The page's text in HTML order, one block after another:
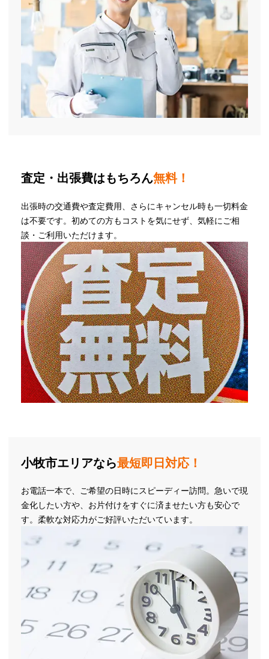
査定・出張費はもちろん無料！
出張時の交通費や査定費用、さらにキャンセル時も一切料金
は不要です。初めての方もコストを気にせず、気軽にご相
談・ご利用いただけます。
小牧市エリアなら最短即日対応！
お電話一本で、ご希望の日時にスピーディー訪問。急いで現
金化したい方や、お片付けをすぐに済ませたい方も安心で
す。柔軟な対応力がご好評いただいています。